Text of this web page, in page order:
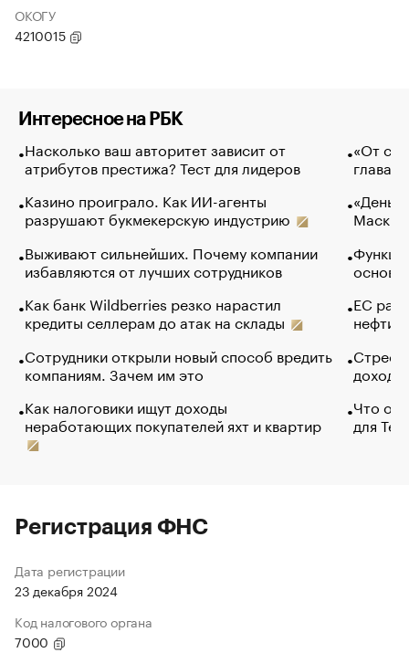
ОКОГУ
4210015
Интересное на РБК
Насколько ваш авторитет зависит от
атрибутов престижа? Тест для лидеров
Казино проиграло. Как ИИ-агенты
разрушают букмекерскую индустрию
Выживают сильнейших. Почему компании
избавляются от лучших сотрудников
Как банк Wildberries резко нарастил
кредиты селлерам до атак на склады
Сотрудники открыли новый способ вредить
компаниям. Зачем им это
Как налоговики ищут доходы
неработающих покупателей яхт и квартир
«От
глава
Маск в
основ
ЕС
нефти
Что
для
Регистрация ФНС
Дата регистрации
23 декабря 2024
Код налогового органа
7000